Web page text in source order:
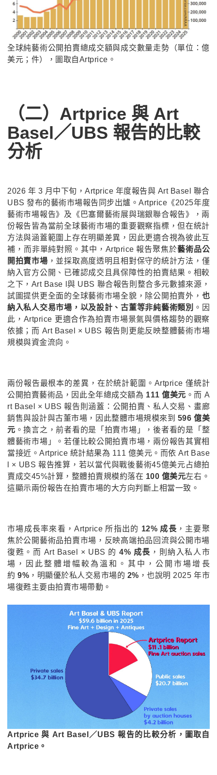
全球純藝術公開拍賣總成交額與成交數量走勢（單位：億
美元；件），圖取自Artprice。
（二）Artprice 與 Art
Basel／UBS 報告的比較
分析
2026 年 3 月中下旬，Artprice 年度報告與 Art Basel 聯合
UBS 發布的藝術市場報告同步出爐。Artprice《2025年度
藝術市場報告》及《巴塞爾藝術展與瑞銀聯合報告》，兩
份報告皆為當前全球藝術市場的重要觀察指標，但在統計
方法與涵蓋範圍上存在明顯差異，因此更適合視為彼此互
補，而非單純對照。其中，Artprice 報告聚焦於藝術品公
開拍賣市場 ，並採取高度透明且相對保守的統計方法，僅
納入官方公開、已確認成交且具保障性的拍賣結果。相較
之下，Art Base l與 UBS 聯合報告則整合多元數據來源，
試圖提供更全面的全球藝術市場全貌，除公開拍賣外， 也
納入私人交易市場，以及設計、古董等非純藝術類別 。因
此，Artprice 更適合作為拍賣市場景氣與價格趨勢的觀察
依據；而 Art Basel × UBS 報告則更能反映整體藝術市場
規模與資金流向。
兩份報告最根本的差異，在於統計範圍。Artprice 僅統計
公開拍賣藝術品，因此全年總成交額為 111 億美元 。而 A
rt Basel × UBS 報告則涵蓋：公開拍賣、私人交易、畫廊
銷售與設計與古董市場，因此整體市場規模來到 596 億美
元 。換言之，前者看的是「拍賣市場」，後者看的是「整
體藝術市場」。若僅比較公開拍賣市場，兩份報告其實相
當接近。Artprice 統計結果為 111 億美元。而依 Art Base
l × UBS 報告推算，若以當代與戰後藝術45億美元占總拍
賣成交45%計算，整體拍賣規模約落在 100 億美元左右。
這顯示兩份報告在拍賣市場的大方向判斷上相當一致。
市場成長率來看，Artprice 所指出的 12% 成長 ，主要聚
焦於公開藝術品拍賣市場，反映高端拍品回流與公開市場
復甦。而 Art Basel × UBS 的4% 成長 ，則納入私人市
場，因此整體增幅較為溫和。其中，公開市場增長
約9% ，明顯優於私人交易市場的 2% ，也說明 2025 年市
場復甦主要由拍賣市場帶動。
Artprice 與 Art Basel／UBS 報告的比較分析，圖取自
Artprice。